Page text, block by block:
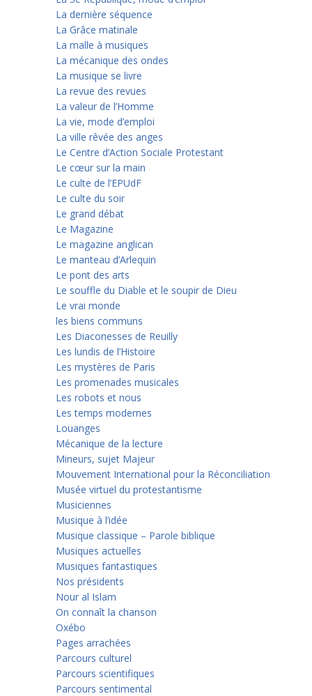
La dernière séquence
La Grâce matinale
La malle à musiques
La mécanique des ondes
La musique se livre
La revue des revues
La valeur de l’Homme
La vie, mode d’emploi
La ville rêvée des anges
Le Centre d’Action Sociale Protestant
Le cœur sur la main
Le culte de l’EPUdF
Le culte du soir
Le grand débat
Le Magazine
Le magazine anglican
Le manteau d’Arlequin
Le pont des arts
Le souffle du Diable et le soupir de Dieu
Le vrai monde
les biens communs
Les Diaconesses de Reuilly
Les lundis de l’Histoire
Les mystères de Paris
Les promenades musicales
Les robots et nous
Les temps modernes
Louanges
Mécanique de la lecture
Mineurs, sujet Majeur
Mouvement International pour la Réconciliation
Musée virtuel du protestantisme
Musiciennes
Musique à l’idée
Musique classique – Parole biblique
Musiques actuelles
Musiques fantastiques
Nos présidents
Nour al Islam
On connaît la chanson
Oxébo
Pages arrachées
Parcours culturel
Parcours scientifiques
Parcours sentimental